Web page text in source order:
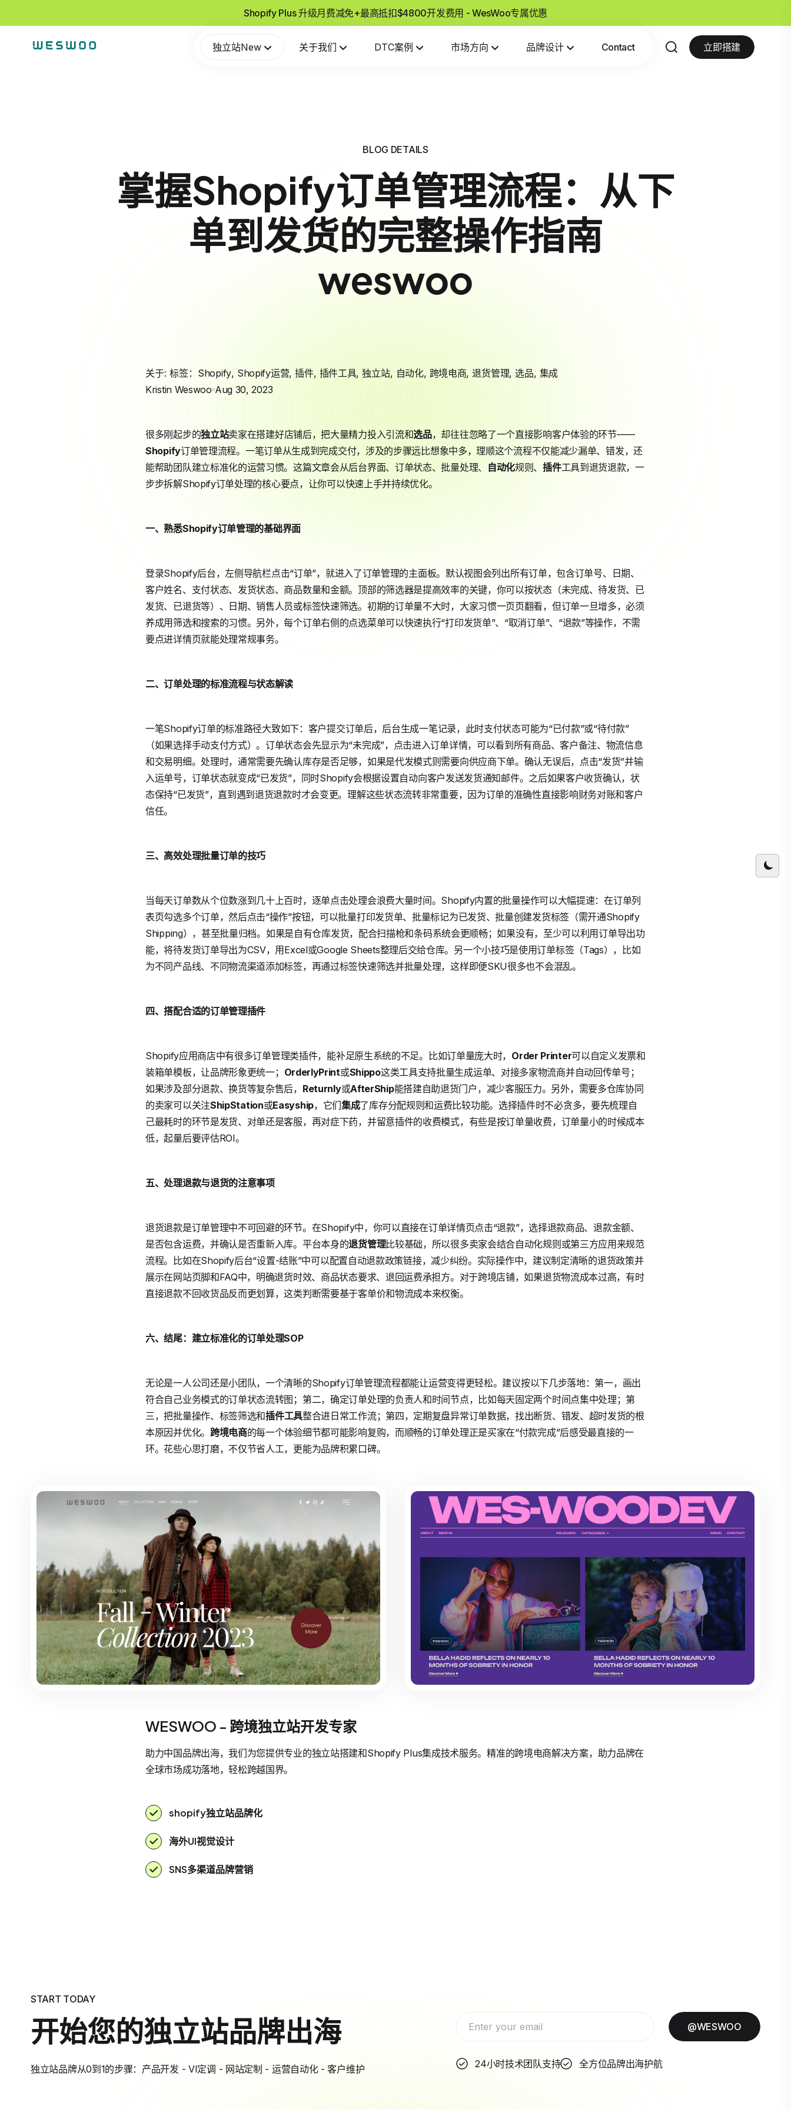
Shopify Plus 升级月费减免+最高抵扣$4800开发费用 - WesWoo专属优惠
独立站New 关于我们 DTC案例 市场方向 品牌设计 Contact 立即搭建
BLOG DETAILS
掌握Shopify订单管理流程：从下
单到发货的完整操作指南
weswoo
关于: 标签： Shopify, Shopify运营,插件, 插件工具,独立站, 自动化, 跨境电商,退货管理,选品, 集成
Kristin Weswoo Aug 30, 2023
很多刚起步的独立站卖家在搭建好店铺后，把大量精力投入引流和选品，却往往忽略了一个直接影响客户体验的环节——
Shopify订单管理流程。一笔订单从生成到完成交付，涉及的步骤远比想象中多，理顺这个流程不仅能减少漏单、错发，还
能帮助团队建立标准化的运营习惯。这篇文章会从后台界面、订单状态、批量处理、
自动化规则、插件工具到退货退款，一
步步拆解Shopify订单处理的核心要点，让你可以快速上手并持续优化。
一、熟悉Shopify订单管理的基础界面
登录Shopify后台，左侧导航栏点击“订单”，就进入了订单管理的主面板。默认视图会列出所有订单，包含订单号、日期、
客户姓名、支付状态、发货状态、商品数量和金额。顶部的筛选器是提高效率的关键，你可以按状态（未完成、待发货、已
发货、已退货等）、日期、销售人员或标签快速筛选。初期的订单量不大时，大家习惯一页页翻看，但订单一旦增多，必须
养成用筛选和搜索的习惯。另外，每个订单右侧的点选菜单可以快速执行“打印发货单”、“取消订单”、“退款”等操作，不需
要点进详情页就能处理常规事务。
二、订单处理的标准流程与状态解读
一笔Shopify订单的标准路径大致如下：客户提交订单后，后台生成一笔记录，此时支付状态可能为“已付款”或“待付款”
（如果选择手动支付方式）。订单状态会先显示为“未完成”，点击进入订单详情，可以看到所有商品、客户备注、物流信息
和交易明细。处理时，通常需要先确认库存是否足够，如果是代发模式则需要向供应商下单。确认无误后，点击“发货”并输
入运单号，订单状态就变成“已发货”，同时Shopify会根据设置自动向客户发送发货通知邮件。之后如果客户收货确认，状
态保持“已发货”，直到遇到退货退款时才会变更。理解这些状态流转非常重要，因为订单的准确性直接影响财务对账和客户
信任。
三、高效处理批量订单的技巧
当每天订单数从个位数涨到几十上百时，逐单点击处理会浪费大量时间。Shopify内置的批量操作可以大幅提速：在订单列
表页勾选多个订单，然后点击“操作”按钮，可以批量打印发货单、批量标记为已发货、批量创建发货标签（需开通Shopify
Shipping），甚至批量归档。如果是自有仓库发货，配合扫描枪和条码系统会更顺畅；如果没有，至少可以利用订单导出功
能，将待发货订单导出为CSV，用Excel或Google Sheets整理后交给仓库。另一个小技巧是使用订单标签（Tags），比如
为不同产品线、不同物流渠道添加标签，再通过标签快速筛选并批量处理，这样即便SKU很多也不会混乱。
四、搭配合适的订单管理插件
Shopify应用商店中有很多订单管理类插件，能补足原生系统的不足。比如订单量庞大时， Order Printer可以自定义发票和
装箱单模板，让品牌形象更统一； OrderlyPrint或Shippo这类工具支持批量生成运单、对接多家物流商并自动回传单号；
如果涉及部分退款、换货等复杂售后， Returnly或AfterShip能搭建自助退货门户，减少客服压力。另外，需要多仓库协同
的卖家可以关注ShipStation或Easyship，它们集成了库存分配规则和运费比较功能。选择插件时不必贪多，要先梳理自
己最耗时的环节是发货、对单还是客服，再对症下药，并留意插件的收费模式，有些是按订单量收费，订单量小的时候成本
低，起量后要评估ROI。
五、处理退款与退货的注意事项
退货退款是订单管理中不可回避的环节。在Shopify中，你可以直接在订单详情页点击“退款”，选择退款商品、退款金额、
是否包含运费，并确认是否重新入库。平台本身的退货管理比较基础，所以很多卖家会结合自动化规则或第三方应用来规范
流程。比如在Shopify后台“设置-结账”中可以配置自动退款政策链接，减少纠纷。实际操作中，建议制定清晰的退货政策并
展示在网站页脚和FAQ中，明确退货时效、商品状态要求、退回运费承担方。对于跨境店铺，如果退货物流成本过高，有时
直接退款不回收货品反而更划算，这类判断需要基于客单价和物流成本来权衡。
六、结尾：建立标准化的订单处理SOP
无论是一人公司还是小团队，一个清晰的Shopify订单管理流程都能让运营变得更轻松。建议按以下几步落地：第一，画出
符合自己业务模式的订单状态流转图；第二，确定订单处理的负责人和时间节点，比如每天固定两个时间点集中处理；第
三，把批量操作、标签筛选和插件工具整合进日常工作流；第四，定期复盘异常订单数据，找出断货、错发、超时发货的根
本原因并优化。 跨境电商的每一个体验细节都可能影响复购，而顺畅的订单处理正是买家在“付款完成”后感受最直接的一
环。花些心思打磨，不仅节省人工，更能为品牌积累口碑。
WESWOO - 跨境独立站开发专家
助力中国品牌出海，我们为您提供专业的独立站搭建和Shopify Plus集成技术服务。精准的跨境电商解决方案，助力品牌在
全球市场成功落地，轻松跨越国界。
shopify独立站品牌化
海外UI视觉设计
SNS多渠道品牌营销
START TODAY
开始您的独立站品牌出海
独立站品牌从0到1的步骤：产品开发 - VI定调 - 网站定制 - 运营自动化 - 客户维护
@WESWOO
24小时技术团队支持 全方位品牌出海护航